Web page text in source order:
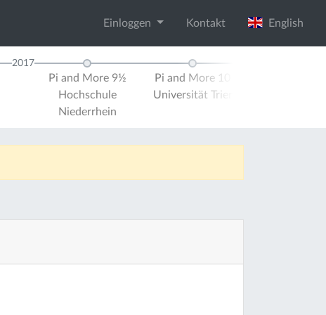
Einloggen Kontakt English
2017
Pi and More 9½
Hochschule
Niederrhein
Pi and More 10
Universität Trier